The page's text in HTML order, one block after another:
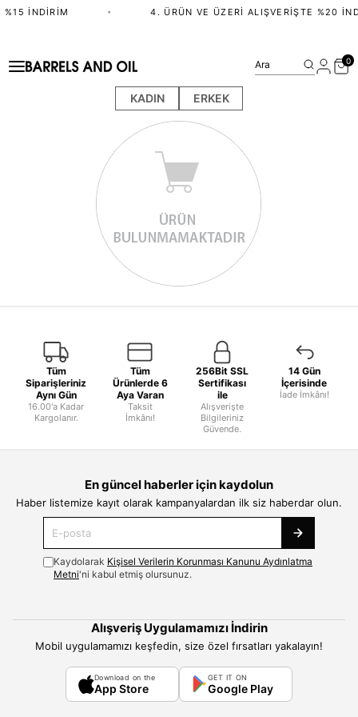
İNDIRIM • 4. ÜRÜN VE ÜZERI ALIŞVERIŞTE %20
KADIN ERKEK
Ara 0
Tüm
Siparişleriniz
Aynı Gün
16.00'a Kadar
Kargolanır.
Tüm
Ürünlerde 6
Aya Varan
Taksit
İmkânı!
256Bit SSL
Sertifikası
ile
Alışverişte
Bilgileriniz
Güvende.
14 Gün
İçerisinde
İade İmkânı!
En güncel haberler için kaydolun
Haber listemize kayıt olarak kampanyalardan ilk siz haberdar olun.
Kaydolarak Kişisel Verilerin Korunması Kanunu Aydınlatma
Metni'ni kabul etmiş olursunuz.
Alışveriş Uygulamamızı İndirin
Mobil uygulamamızı keşfedin, size özel fırsatları yakalayın!
Download on the
App Store
GET IT ON
Google Play